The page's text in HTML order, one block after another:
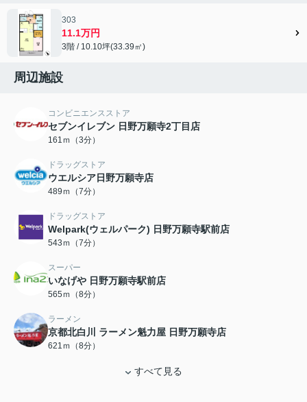
303
11.1万円
3階 / 10.10坪(33.39㎡)
周辺施設
コンビニエンスストア
セブンイレブン 日野万願寺2丁目店
161ｍ（3分）
ドラッグストア
ウエルシア日野万願寺店
489ｍ（7分）
ドラッグストア
Welpark(ウェルパーク) 日野万願寺駅前店
543ｍ（7分）
スーパー
いなげや 日野万願寺駅前店
565ｍ（8分）
ラーメン
京都北白川 ラーメン魁力屋 日野万願寺店
621ｍ（8分）
すべて見る